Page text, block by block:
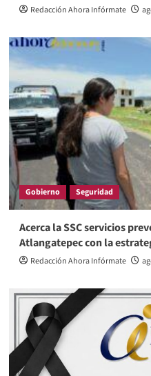
Redacción Ahora Infórmate
Gobierno Seguridad
Acerca la SSC servicios
Atlangatepec con la
Redacción Ahora Infórmate